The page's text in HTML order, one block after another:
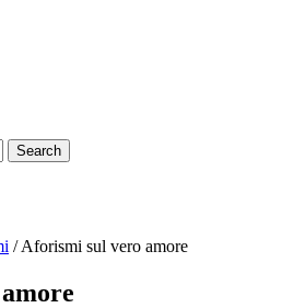
Search
/Aforismi sul vero amore